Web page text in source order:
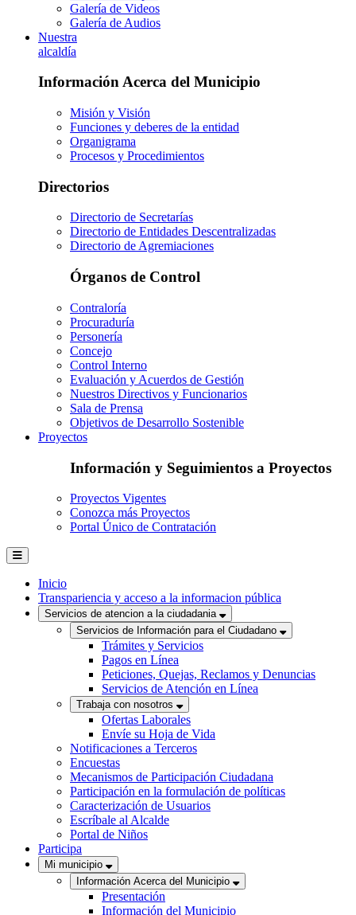
Galería de Videos
Galería de Audios
Nuestra
alcaldía
Información Acerca del Municipio
Misión y Visión
Funciones y deberes de la entidad
Organigrama
Procesos y Procedimientos
Directorios
Directorio de Secretarías
Directorio de Entidades Descentralizadas
Directorio de Agremiaciones
Órganos de Control
Contraloría
Procuraduría
Personería
Concejo
Control Interno
Evaluación y Acuerdos de Gestión
Nuestros Directivos y Funcionarios
Sala de Prensa
Objetivos de Desarrollo Sostenible
Proyectos
Información y Seguimientos a Proyectos
Proyectos Vigentes
Conozca más Proyectos
Portal Único de Contratación
Inicio
Transpariencia y acceso a la informacion pública
Servicios de atencion a la ciudadania
Servicios de Información para el Ciudadano
Trámites y Servicios
Pagos en Línea
Peticiones, Quejas, Reclamos y Denuncias
Servicios de Atención en Línea
Trabaja con nosotros
Ofertas Laborales
Envíe su Hoja de Vida
Notificaciones a Terceros
Encuestas
Mecanismos de Participación Ciudadana
Participación en la formulación de políticas
Caracterización de Usuarios
Escríbale al Alcalde
Portal de Niños
Participa
Mi municipio
Información Acerca del Municipio
Presentación
Información del Municipio